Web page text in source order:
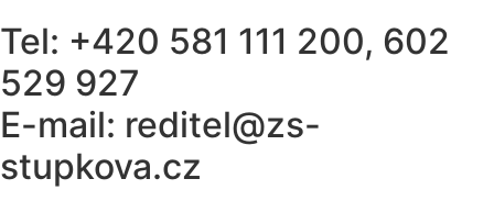
Tel: +420 581 111 200, 602
529 927
E-mail: reditel@zs-
stupkova.cz